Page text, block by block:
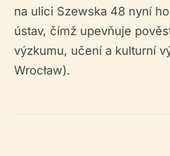
na ulici Szewska 48 nyní
ústav, čímž upevňuje
výzkumu, učení a kulturní
Wrocław).